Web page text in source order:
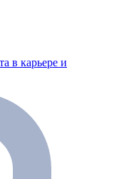
в карьере и